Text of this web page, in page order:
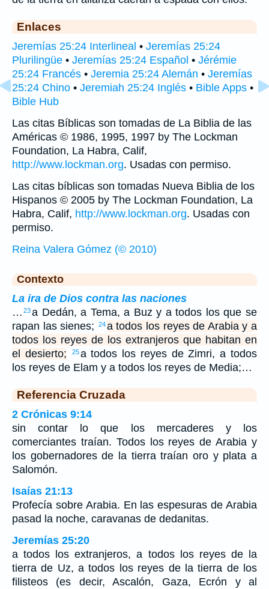
Enlaces
Jeremías 25:24 Interlineal • Jeremías 25:24
Plurilingüe • Jeremías 25:24 Español • Jérémie
25:24 Francés • Jeremia 25:24 Alemán • Jeremías
25:24 Chino • Jeremiah 25:24 Inglés • Bible Apps •
Bible Hub
Las citas Bíblicas son tomadas de La Biblia de las
Américas © 1986, 1995, 1997 by The Lockman
Foundation, La Habra, Calif,
http://www.lockman.org. Usadas con permiso.
Las citas bíblicas son tomadas Nueva Biblia de los
Hispanos © 2005 by The Lockman Foundation, La
Habra, Calif, http://www.lockman.org. Usadas con
permiso.
Reina Valera Gómez (© 2010)
Contexto
La ira de Dios contra las naciones
… 23a Dedán, a Tema, a Buz y a todos los que se
rapan las sienes;
24a todos los reyes de Arabia y a
todos los reyes de los extranjeros que habitan en
el desierto;
25 a todos los reyes de Zimri, a todos
los reyes de Elam y a todos los reyes de Media;…
Referencia Cruzada
2 Crónicas 9:14
sin contar lo que los mercaderes y los
comerciantes traían. Todos los reyes de Arabia y
los gobernadores de la tierra traían oro y plata a
Salomón.
Isaías 21:13
Profecía sobre Arabia. En las espesuras de Arabia
pasad la noche, caravanas de dedanitas.
Jeremías 25:20
a todos los extranjeros, a todos los reyes de la
tierra de Uz, a todos los reyes de la tierra de los
filisteos (es decir, Ascalón, Gaza, Ecrón y al